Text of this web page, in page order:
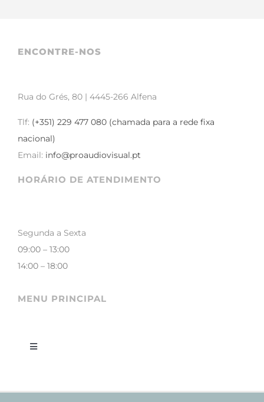
ENCONTRE-NOS
Rua do Grés, 80 | 4445-266 Alfena
Tlf: (+351) 229 477 080 (chamada para a rede fixa
nacional)
Email: info@proaudiovisual.pt
HORÁRIO DE ATENDIMENTO
Segunda a Sexta
09:00 – 13:00
14:00 – 18:00
MENU PRINCIPAL
Toggle